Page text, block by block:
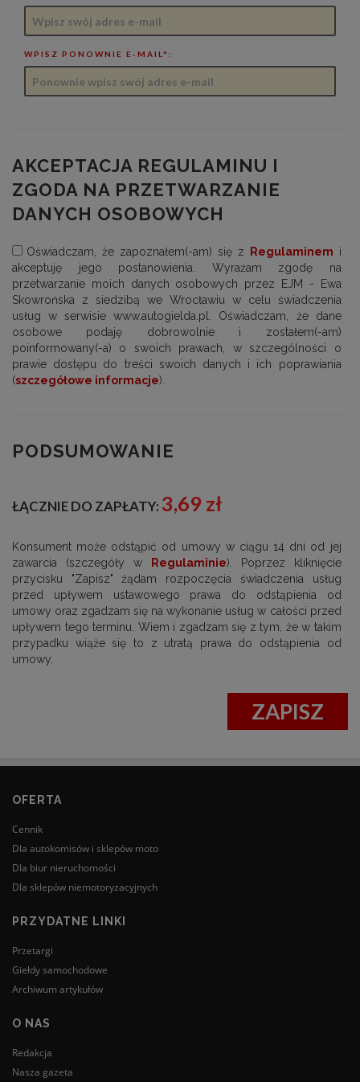
WPISZ PONOWNIE E-MAIL*:
AKCEPTACJA REGULAMINU I
ZGODA NA PRZETWARZANIE
DANYCH OSOBOWYCH
Oświadczam, że zapoznałem(-am) się z Regulaminem i
akceptuję jego postanowienia. Wyrażam zgodę na
przetwarzanie moich danych osobowych przez EJM - Ewa
Skowrońska z siedzibą we Wrocławiu w celu świadczenia
usług w serwisie www.autogielda.pl. Oświadczam, że dane
osobowe podaję dobrowolnie i zostałem(-am)
poinformowany(-a) o swoich prawach, w szczególności o
prawie dostępu do treści swoich danych i ich poprawiania
(szczegółowe informacje).
PODSUMOWANIE
ŁĄCZNIE DO ZAPŁATY: 3,69 zł
Konsument może odstąpić od umowy w ciągu 14 dni od jej
zawarcia (szczegóły w
Regulaminie). Poprzez kliknięcie
przycisku "Zapisz" żądam rozpoczęcia świadczenia usług
przed upływem ustawowego prawa do odstąpienia od
umowy oraz zgadzam się na wykonanie usług w całości przed
upływem tego terminu. Wiem i zgadzam się z tym, że w takim
przypadku wiąże się to z utratą prawa do odstąpienia od
umowy.
ZAPISZ
OFERTA
Cennik
Dla autokomisów i sklepów moto
Dla biur nieruchomości
Dla sklepów niemotoryzacyjnych
PRZYDATNE LINKI
Przetargi
Giełdy samochodowe
Archiwum artykułów
O NAS
Redakcja
Nasza gazeta